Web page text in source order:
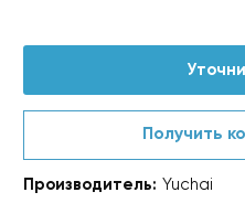
Получить
Производитель: Yuchai